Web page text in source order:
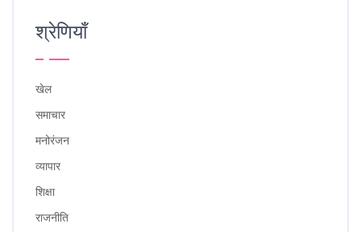
श्रेणियाँ
खेल
समाचार
मनोरंजन
व्यापार
शिक्षा
राजनीति